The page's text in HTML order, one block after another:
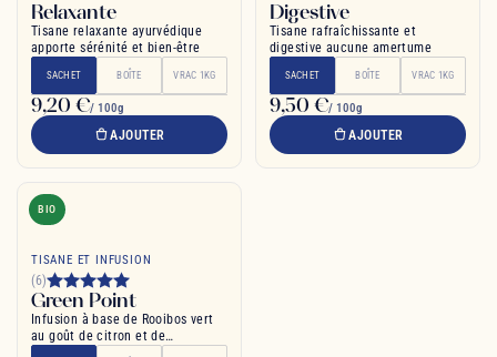
Relaxante
Tisane relaxante ayurvédique
apporte sérénité et bien-être
SACHET BOÎTE VRAC 1KG
9,20 €/ 100g
AJOUTER
Digestive
Tisane rafraîchissante et
digestive aucune amertume
SACHET BOÎTE VRAC 1KG
9,50 €/ 100g
AJOUTER
BIO
TISANE ET INFUSION
(6)
Green Point
Infusion à base de Rooibos vert
au goût de citron et de